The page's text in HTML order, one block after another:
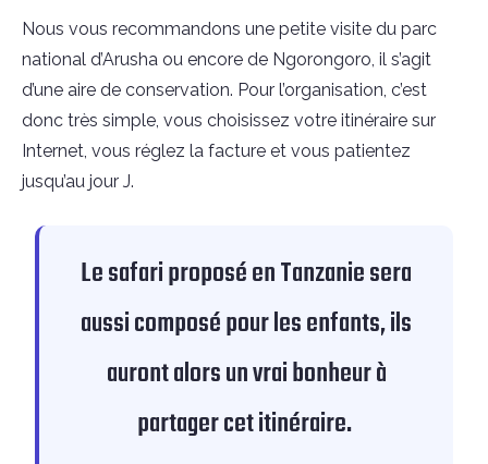
Nous vous recommandons une petite visite du parc
national d’Arusha ou encore de Ngorongoro, il s’agit
d’une aire de conservation. Pour l’organisation, c’est
donc très simple, vous choisissez votre itinéraire sur
Internet, vous réglez la facture et vous patientez
jusqu’au jour J.
Le safari proposé en Tanzanie sera
aussi composé pour les enfants, ils
auront alors un vrai bonheur à
partager cet itinéraire.